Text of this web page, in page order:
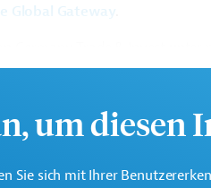
Gateway
um diesen
Sie sich mit Ihrer